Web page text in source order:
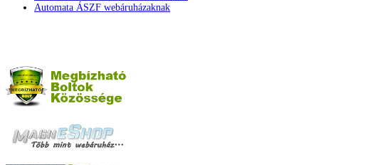
Automata ÁSZF webáruházaknak